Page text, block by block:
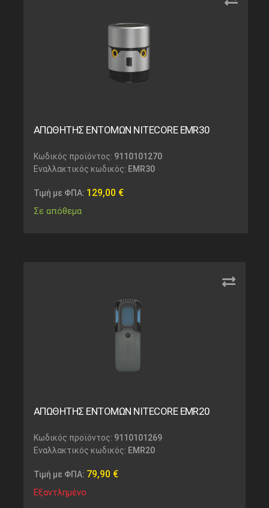
ΑΠΩΘΗΤΗΣ ΕΝΤΟΜΩΝ NITECORE EMR30
Κωδικός προϊόντος: 9110101270
Εναλλακτικός κωδικός: EMR30
Τιμή με ΦΠΑ: 129,00 €
Σε απόθεμα
ΑΠΩΘΗΤΗΣ ΕΝΤΟΜΩΝ NITECORE EMR20
Κωδικός προϊόντος: 9110101269
Εναλλακτικός κωδικός: EMR20
Τιμή με ΦΠΑ: 79,90 €
Εξαντλημένο